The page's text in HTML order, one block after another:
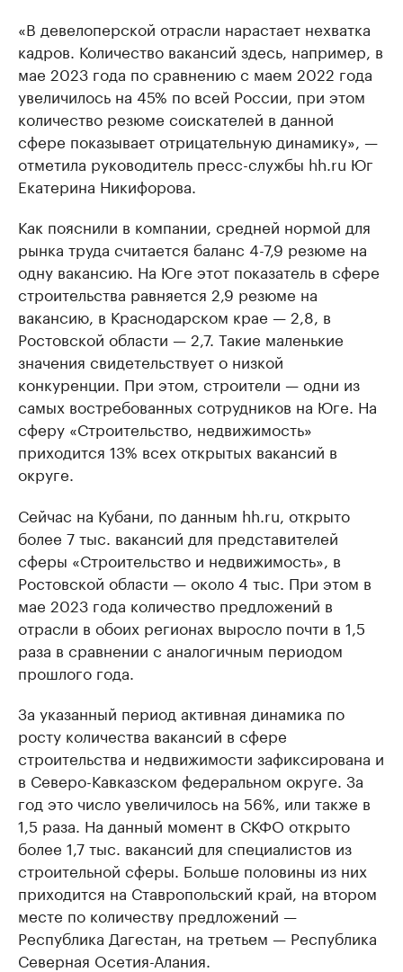
«В девелоперской отрасли нарастает нехватка
кадров. Количество вакансий здесь, например, в
мае 2023 года по сравнению с маем 2022 года
увеличилось на 45% по всей России, при этом
количество резюме соискателей в данной
сфере показывает отрицательную динамику», —
отметила руководитель пресс-службы hh.ru Юг
Екатерина Никифорова.
Как пояснили в компании, средней нормой для
рынка труда считается баланс 4-7,9 резюме на
одну вакансию. На Юге этот показатель в сфере
строительства равняется 2,9 резюме на
вакансию, в Краснодарском крае — 2,8, в
Ростовской области — 2,7. Такие маленькие
значения свидетельствует о низкой
конкуренции. При этом, строители — одни из
самых востребованных сотрудников на Юге. На
сферу «Строительство, недвижимость»
приходится 13% всех открытых вакансий в
округе.
Сейчас на Кубани, по данным hh.ru, открыто
более 7 тыс. вакансий для представителей
сферы «Строительство и недвижимость», в
Ростовской области — около 4 тыс. При этом в
мае 2023 года количество предложений в
отрасли в обоих регионах выросло почти в 1,5
раза в сравнении с аналогичным периодом
прошлого года.
За указанный период активная динамика по
росту количества вакансий в сфере
строительства и недвижимости зафиксирована и
в Северо-Кавказском федеральном округе. За
год это число увеличилось на 56%, или также в
1,5 раза. На данный момент в СКФО открыто
более 1,7 тыс. вакансий для специалистов из
строительной сферы. Больше половины из них
приходится на Ставропольский край, на втором
месте по количеству предложений —
Республика Дагестан, на третьем — Республика
Северная Осетия-Алания.